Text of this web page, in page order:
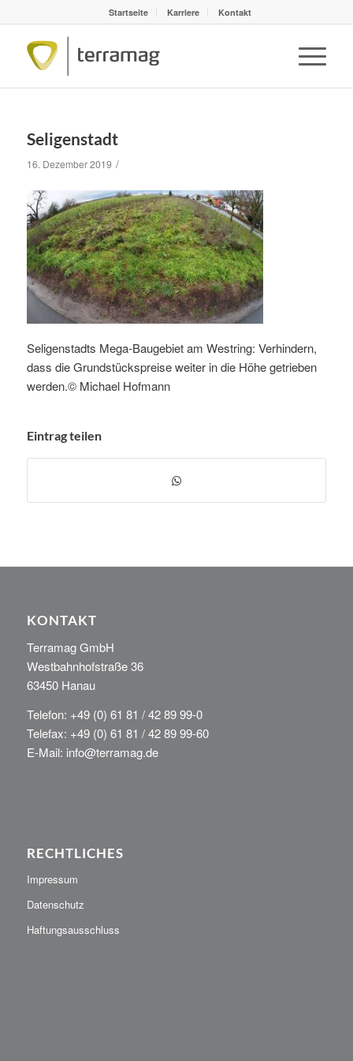
Startseite Karriere Kontakt
Seligenstadt
16. Dezember 2019 /
Seligenstadts Mega-Baugebiet am Westring: Verhindern,
dass die Grundstückspreise weiter in die Höhe getrieben
werden.© Michael Hofmann
Eintrag teilen
KONTAKT
Terramag GmbH
Westbahnhofstraße 36
63450 Hanau
Telefon: +49 (0) 61 81 / 42 89 99-0
Telefax: +49 (0) 61 81 / 42 89 99-60
E-Mail: info@terramag.de
RECHTLICHES
Impressum
Datenschutz
Haftungsausschluss